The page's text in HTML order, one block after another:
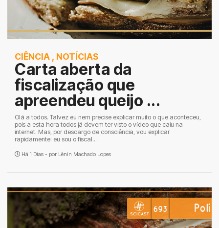
CIÊNCIA , NOTÍCIAS
Carta aberta da
fiscalização que
apreendeu queijo ...
Olá a todos. Talvez eu nem precise explicar muito o que aconteceu,
pois a esta hora todos já devem ter visto o vídeo que caiu na
internet. Mas, por descargo de consciência, vou explicar
rapidamente: eu sou o fiscal...
Há 1 Dias - por Lênin Machado Lopes